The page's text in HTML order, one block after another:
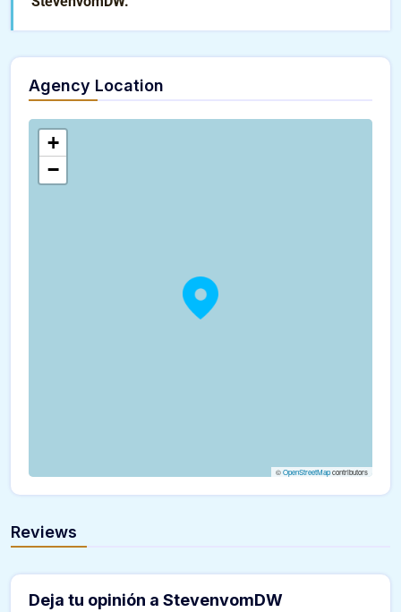
Agency Location
+
−
©OpenStreetMapcontributors
Reviews
Deja tu opinión a StevenvomDW